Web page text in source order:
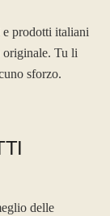
e prodotti italiani
originale. Tu li
sforzo.
delle